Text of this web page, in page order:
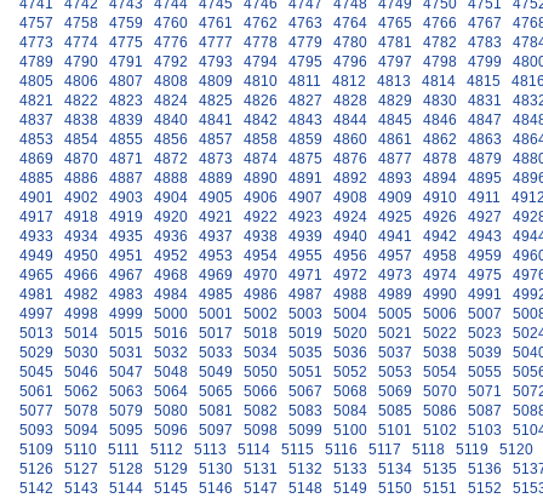
4741 4742 4743 4744 4745 4746 4747 4748 4749 4750 4751
4757
4758 4759 4760 4761 4762 4763 4764 4765 4766 4767
4773
4774 4775 4776 4777 4778 4779 4780 4781 4782 4783
4789
4790 4791 4792 4793 4794 4795 4796 4797 4798 4799
4805
4806 4807 4808 4809 4810 4811 4812 4813 4814 4815
4821
4822 4823 4824 4825 4826 4827 4828 4829 4830 4831
4837
4838 4839 4840 4841 4842 4843 4844 4845 4846 4847
4853
4854 4855 4856 4857 4858 4859 4860 4861 4862 4863
4869
4870 4871 4872 4873 4874 4875 4876 4877 4878 4879
4885
4886 4887 4888 4889 4890 4891 4892 4893 4894 4895
4901
4902 4903 4904 4905 4906 4907 4908 4909 4910 4911
4917
4918 4919 4920 4921 4922 4923 4924 4925 4926 4927
4933
4934 4935 4936 4937 4938 4939 4940 4941 4942 4943
4949
4950 4951 4952 4953 4954 4955 4956 4957 4958 4959
4965
4966 4967 4968 4969 4970 4971 4972 4973 4974 4975
4981
4982 4983 4984 4985 4986 4987 4988 4989 4990 4991
4997
4998 4999 5000 5001 5002 5003 5004 5005 5006 5007
5013
5014 5015 5016 5017 5018 5019 5020 5021 5022 5023
5029
5030 5031 5032 5033 5034 5035 5036 5037 5038 5039
5045
5046 5047 5048 5049 5050 5051 5052 5053 5054 5055
5061
5062 5063 5064 5065 5066 5067 5068 5069 5070 5071
5077
5078 5079 5080 5081 5082 5083 5084 5085 5086 5087
5093
5094 5095 5096 5097 5098 5099 5100 5101 5102 5103
5109
5110 5111 5112 5113 5114 5115 5116 5117 5118 5119
5120
5126
5127 5128 5129 5130 5131 5132 5133 5134 5135 5136
5142
5143 5144 5145 5146 5147 5148 5149 5150 5151 5152